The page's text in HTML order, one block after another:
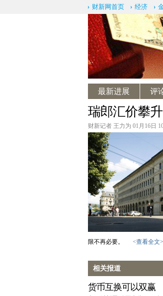
财新网首页 经济
最新进展 评
瑞郎汇价攀
财新记者 王力为 01月16日
限不再必要。 <查看全文>
相关报道
货币互换可以双赢